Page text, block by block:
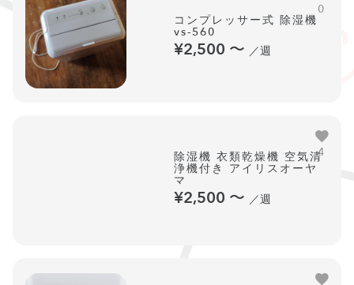
コンプレッサー式 除湿機
vs-560
¥2,500 〜 ／週
0
除湿機 衣類乾燥機 空気清
浄機付き アイリスオーヤ
マ
¥2,500 〜 ／週
4